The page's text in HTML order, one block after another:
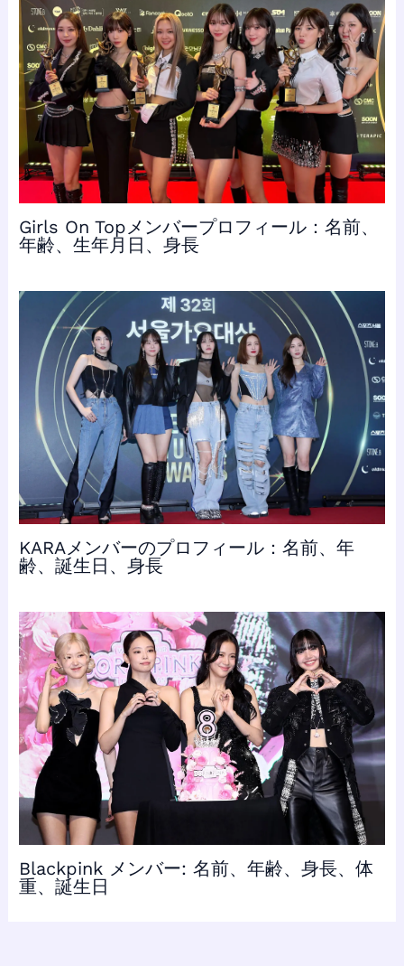
Girls On Topメンバープロフィール：名前、
年齢、生年月日、身長
KARAメンバーのプロフィール：名前、年
齢、誕生日、身長
Blackpink メンバー: 名前、年齢、身長、体
重、誕生日